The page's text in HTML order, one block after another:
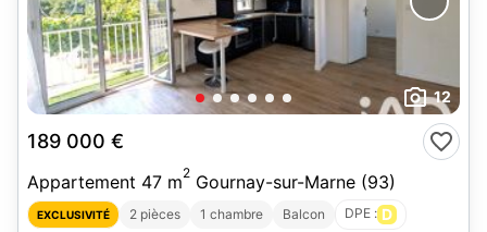
12
189 000 €
Appartement 47 m2 Gournay-sur-Marne (93)
EXCLUSIVITÉ 2 pièces 1 chambre Balcon DPE : D